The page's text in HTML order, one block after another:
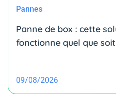
Pannes
Panne de box : cette
fonctionne quel que
09/08/2026